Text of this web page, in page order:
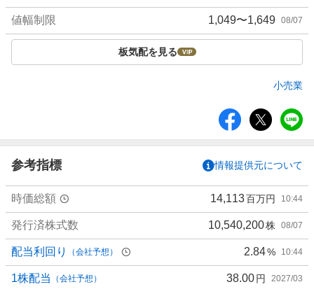
値幅制限 1,049〜1,649 08/07
板気配を見る
小売業
ア
参考指標 情報提供元について
時価総額 14,113百万円 10:44
発行済株式数 10,540,200株 08/07
配当利回り （会社予想） 2.84% 10:44
1株配当 （会社予想） 38.00円 2027/03